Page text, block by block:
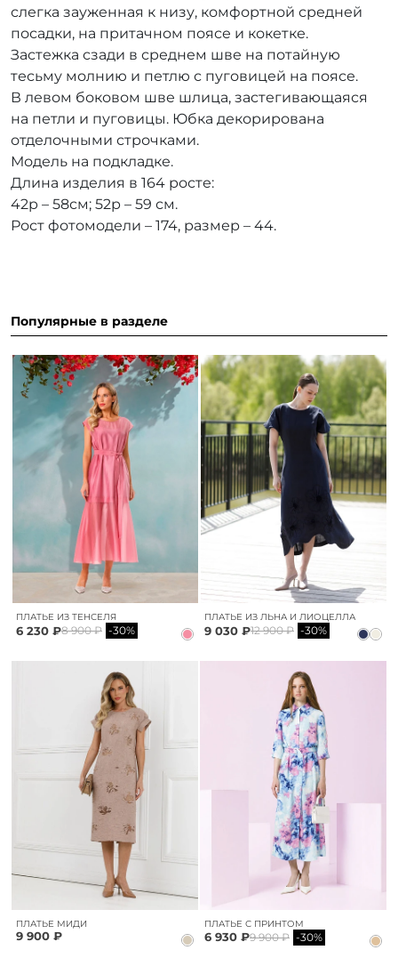
слегка зауженная к низу, комфортной средней
посадки, на притачном поясе и кокетке.
Застежка сзади в среднем шве на потайную
тесьму молнию и петлю с пуговицей на поясе.
В левом боковом шве шлица, застегивающаяся
на петли и пуговицы. Юбка декорирована
отделочными строчками.
Модель на подкладке.
Длина изделия в 164 росте:
42р – 58см; 52р – 59 см.
Рост фотомодели – 174, размер – 44.
Популярные в разделе
ПЛАТЬЕ ИЗ ТЕНСЕЛЯ
6 230 ₽8 900 ₽ -30%
ПЛАТЬЕ ИЗ ЛЬНА И ЛИОЦЕЛЛА
9 030 ₽12 900 ₽ -30%
ПЛАТЬЕ МИДИ
9 900 ₽
ПЛАТЬЕ С ПРИНТОМ
6 930 ₽9 900 ₽ -30%